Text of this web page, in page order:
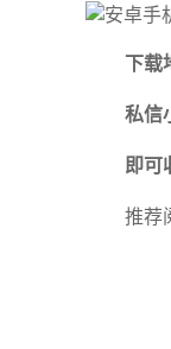
下载
私信
即可
推荐